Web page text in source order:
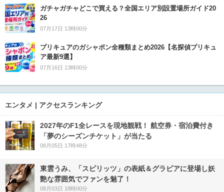
ガチャガチャどこで買える？全国エリア別設置場所ガイド20
26
07月17日 13時00分
プリキュアのガシャポン全種類まとめ2026【名探偵プリキュ
ア最新9選】
07月16日 13時00分
エンタメ | アクセスランキング
2027年のF1全レースを現地観戦！ 航空券・宿泊費付き
「夢のシーズンチケット」が当たる
08月05日 17時48分
東雲うみ、「スピリッツ」の表紙＆グラビアに登場し妖
艶な雰囲気でファンを魅了！
08月03日 18時00分